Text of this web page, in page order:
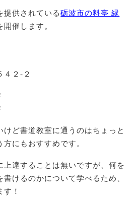
提供されている砺波市の料亭 縁
催します。
４２-２
けど書道教室に通うのはちょっと
にもおすすめです。
上達することは無いですが、何を
けるのかについて学べるため、
！